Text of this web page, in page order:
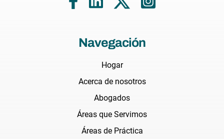
Navegación
Hogar
Acerca de nosotros
Abogados
Áreas que Servimos
Áreas de Práctica